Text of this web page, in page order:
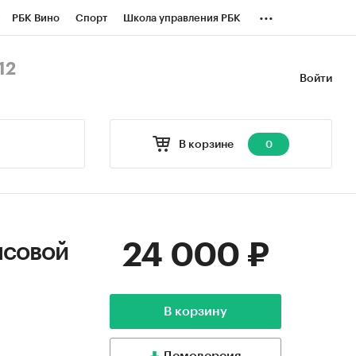
РБК Вино Спорт Школа управления РБК ...
Войти
В корзине 0
24 000 ₽
В корзину